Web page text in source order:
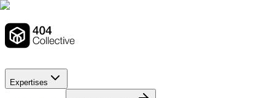
Expertises